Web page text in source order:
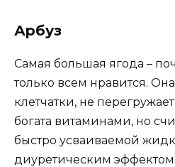
Арбуз
Самая большая ягода –
только всем нравится.
клетчатки, не
богата витаминами, но
быстро усваиваемой
диуретическим